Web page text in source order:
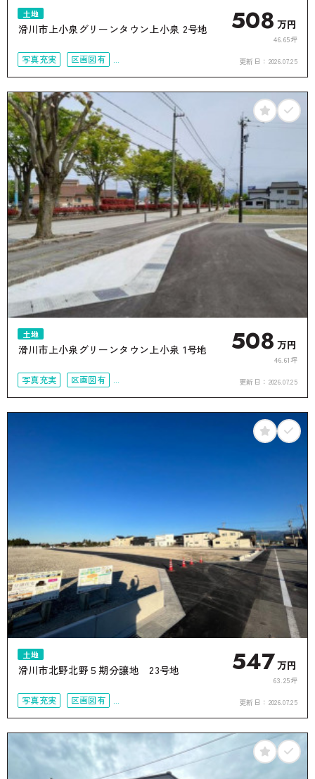
土地
滑川市上小泉グリーンタウン上小泉 2号地 508 万円
46.65坪
写真充実
区画図有
更新日： 2026.07.25
土地
滑川市上小泉グリーンタウン上小泉 1号地 508 万円
46.61坪
写真充実
区画図有
更新日： 2026.07.25
土地
滑川市北野北野５期分譲地 23号地 547万円
63.25坪
写真充実
区画図有
更新日： 2026.07.25